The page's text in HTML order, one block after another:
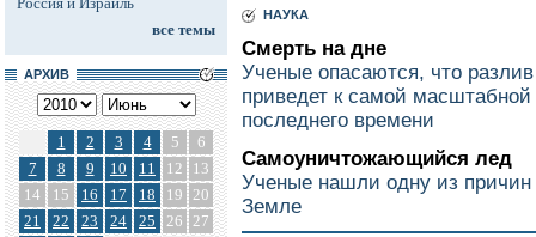
все темы
АРХИВ
1 2 3 4 5
6
7
8 9 10 11 12
13
14
15 16 17 18 19 20
21
22 23 24 25 26 27
НАУКА
Смерть на дне
Ученые опасаются, что
приведет к самой масштабной
последнего времени
Самоуничтожающийся лед
Ученые нашли одну из причин
Земле